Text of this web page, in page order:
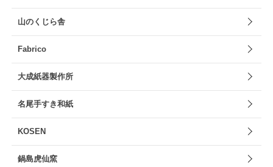
山のくじら舎
Fabrico
大成紙器製作所
名尾手すき和紙
KOSEN
鍋島虎仙窯